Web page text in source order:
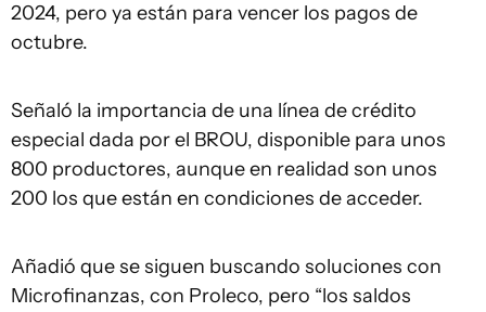
2024, pero ya están para vencer los pagos de
octubre.
Señaló la importancia de una línea de crédito
especial dada por el BROU, disponible para unos
800 productores, aunque en realidad son unos
200 los que están en condiciones de acceder.
Añadió que se siguen buscando soluciones con
Microfinanzas, con Proleco, pero “los saldos